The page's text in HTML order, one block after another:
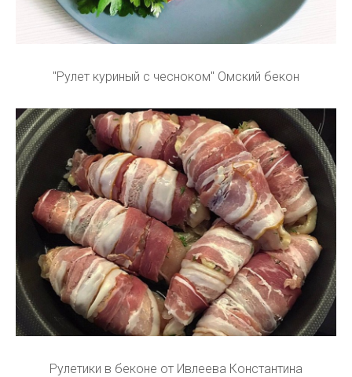
"Рулет куриный с чесноком" Омский бекон
Рулетики в беконе от Ивлеева Константина